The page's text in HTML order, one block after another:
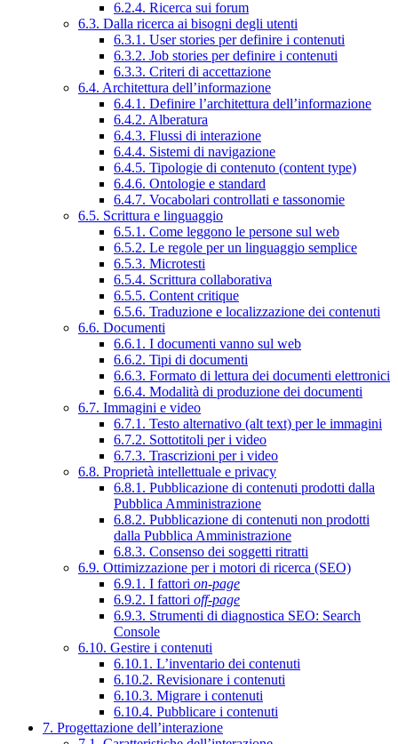
6.2.4. Ricerca sui forum
6.3. Dalla ricerca ai bisogni degli utenti
6.3.1. User stories per definire i contenuti
6.3.2. Job stories per definire i contenuti
6.3.3. Criteri di accettazione
6.4. Architettura dell’informazione
6.4.1. Definire l’architettura dell’informazione
6.4.2. Alberatura
6.4.3. Flussi di interazione
6.4.4. Sistemi di navigazione
6.4.5. Tipologie di contenuto (content type)
6.4.6. Ontologie e standard
6.4.7. Vocabolari controllati e tassonomie
6.5. Scrittura e linguaggio
6.5.1. Come leggono le persone sul web
6.5.2. Le regole per un linguaggio semplice
6.5.3. Microtesti
6.5.4. Scrittura collaborativa
6.5.5. Content critique
6.5.6. Traduzione e localizzazione dei contenuti
6.6. Documenti
6.6.1. I documenti vanno sul web
6.6.2. Tipi di documenti
6.6.3. Formato di lettura dei documenti elettronici
6.6.4. Modalità di produzione dei documenti
6.7. Immagini e video
6.7.1. Testo alternativo (alt text) per le immagini
6.7.2. Sottotitoli per i video
6.7.3. Trascrizioni per i video
6.8. Proprietà intellettuale e privacy
6.8.1. Pubblicazione di contenuti prodotti dalla
Pubblica Amministrazione
6.8.2. Pubblicazione di contenuti non prodotti
dalla Pubblica Amministrazione
6.8.3. Consenso dei soggetti ritratti
6.9. Ottimizzazione per i motori di ricerca (SEO)
6.9.1. I fattori on-page
6.9.2. I fattori off-page
6.9.3. Strumenti di diagnostica SEO: Search
Console
6.10. Gestire i contenuti
6.10.1. L’inventario dei contenuti
6.10.2. Revisionare i contenuti
6.10.3. Migrare i contenuti
6.10.4. Pubblicare i contenuti
7. Progettazione dell’interazione